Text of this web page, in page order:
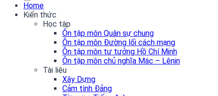
Home
Kiến thức
Học tập
Ôn tập môn Quân sự chung
Ôn tập môn Đường lối cách mạng
Ôn tập môn tư tưởng Hồ Chí Minh
Ôn tập môn chủ nghĩa Mác – Lênin
Tài liệu
Xây Dựng
Cảm tình Đảng